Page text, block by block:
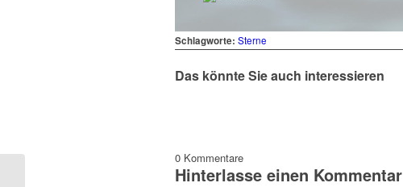
Schlagworte: Sterne
Das könnte Sie auch interessieren
0 Kommentare
Hinterlasse einen Kommentar